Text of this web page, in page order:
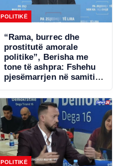
POLITIKË
“Rama, burrec dhe
prostitutë amorale
politike”, Berisha me
tone të ashpra: Fshehu
pjesëmarrjen në samitin
POLITIKË